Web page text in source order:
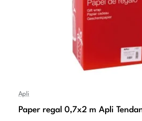
Apli
Paper regal 0,7x2 m Apli